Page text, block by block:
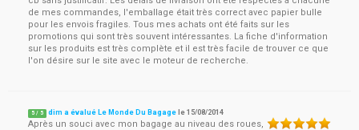
de mes commandes, l'emballage était très correct avec papier bulle
pour les envois fragiles. Tous mes achats ont été faits sur les
promotions qui sont très souvent intéressantes. La fiche d'information
sur les produits est très complète et il est très facile de trouver ce que
l'on désire sur le site avec le moteur de recherche.
5 / 5 dim a évalué Le Monde Du Bagage le15/08/2014
Après un souci avec mon bagage au niveau des roues,